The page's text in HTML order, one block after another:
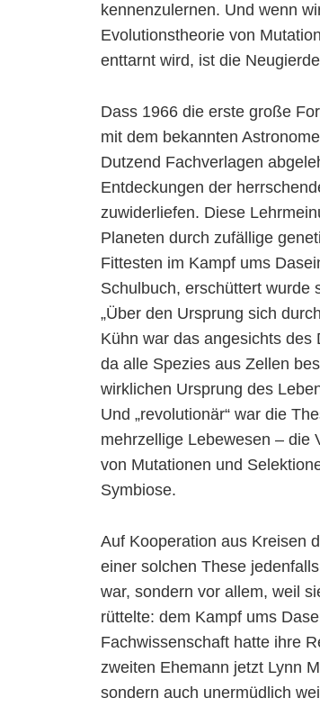
kennenzulernen. Und wenn
Evolutionstheorie von
enttarnt wird, ist die
Dass 1966 die erste große
mit dem bekannten
Dutzend Fachverlagen
Entdeckungen der
zuwiderliefen. Diese
Planeten durch zufällige
Fittesten im Kampf ums
Schulbuch, erschüttert wurde
„Über den Ursprung sich
Kühn war das angesichts des
da alle Spezies aus Zellen
wirklichen Ursprung des
Und „revolutionär“ war die
mehrzellige Lebewesen – die
von Mutationen und
Symbiose.
Auf Kooperation aus Kreisen
einer solchen These
war, sondern vor allem, weil
rüttelte: dem Kampf ums
Fachwissenschaft hatte ihre
zweiten Ehemann jetzt Lynn
sondern auch unermüdlich